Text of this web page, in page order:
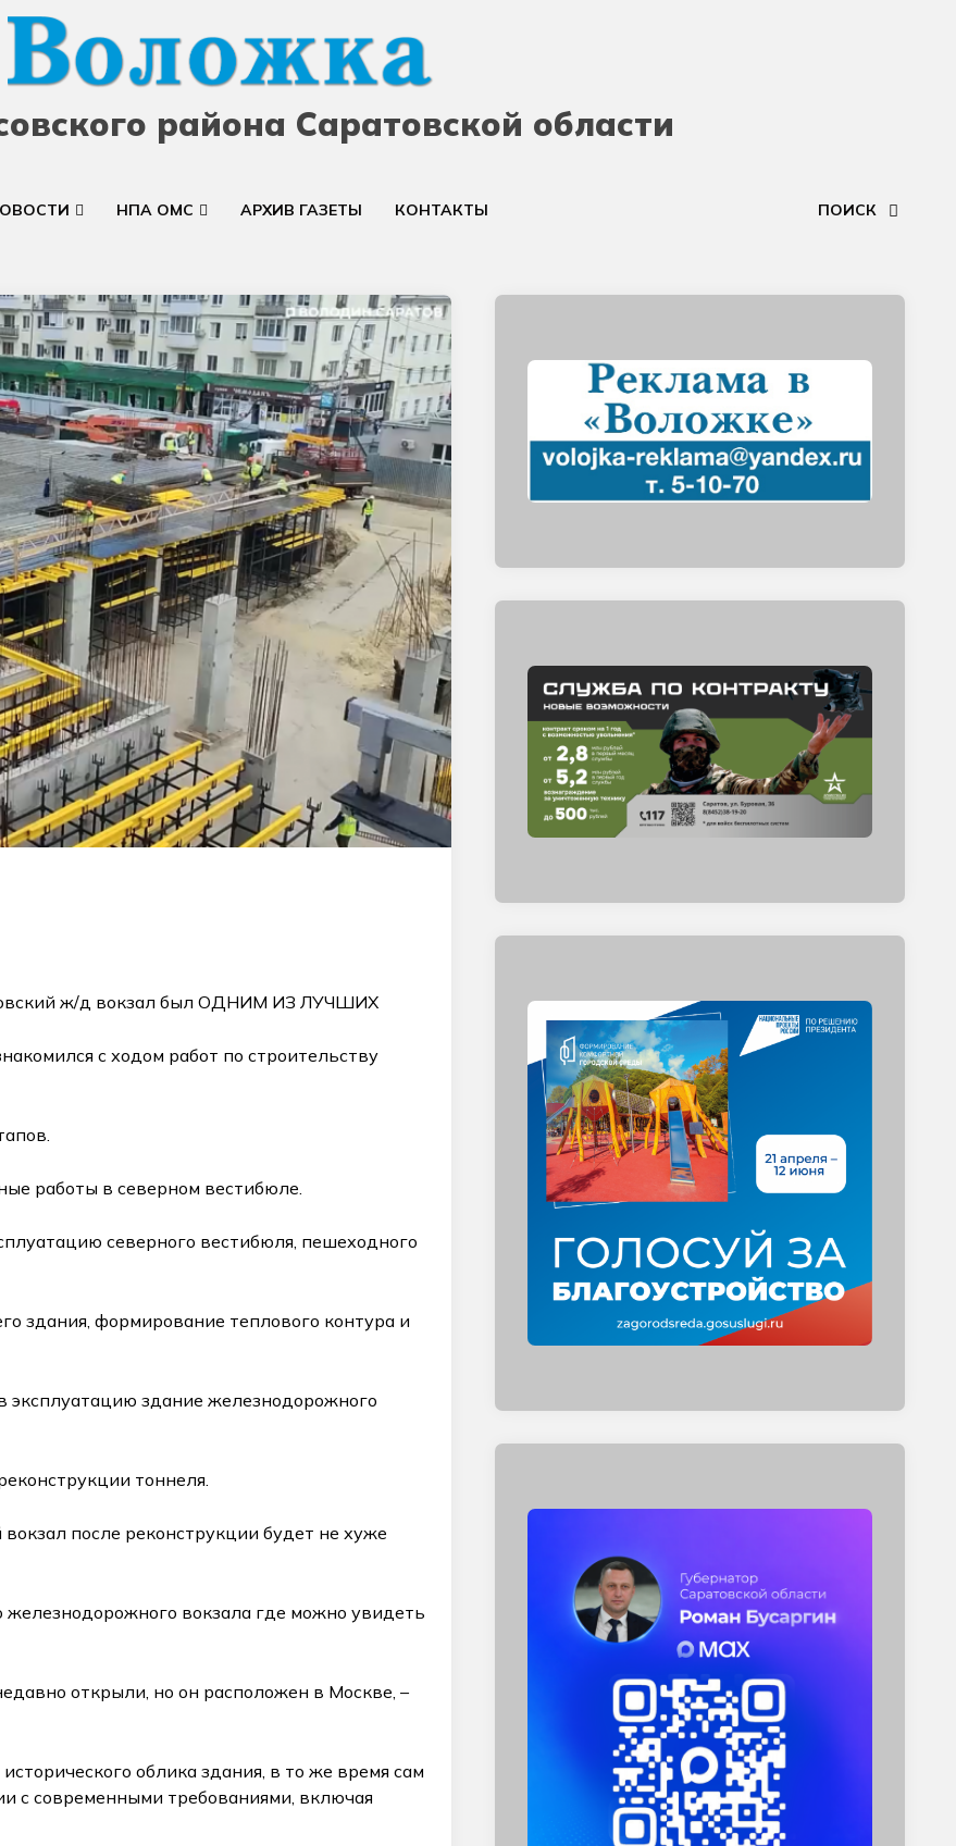
района Саратовской области
НПА ОМС АРХИВ ГАЗЕТЫ КОНТАКТЫ ПОИСК
ж/д вокзал был ОДНИМ ИЗ ЛУЧШИХ
с ходом работ по строительству
работы в северном вестибюле.
северного вестибюля, пешеходного
здания, формирование теплового контура и
эксплуатацию здание железнодорожного
тоннеля.
после реконструкции будет не хуже
железнодорожного вокзала где можно увидеть
открыли, но он расположен в Москве, –
облика здания, в то же время сам
с современными требованиями, включая